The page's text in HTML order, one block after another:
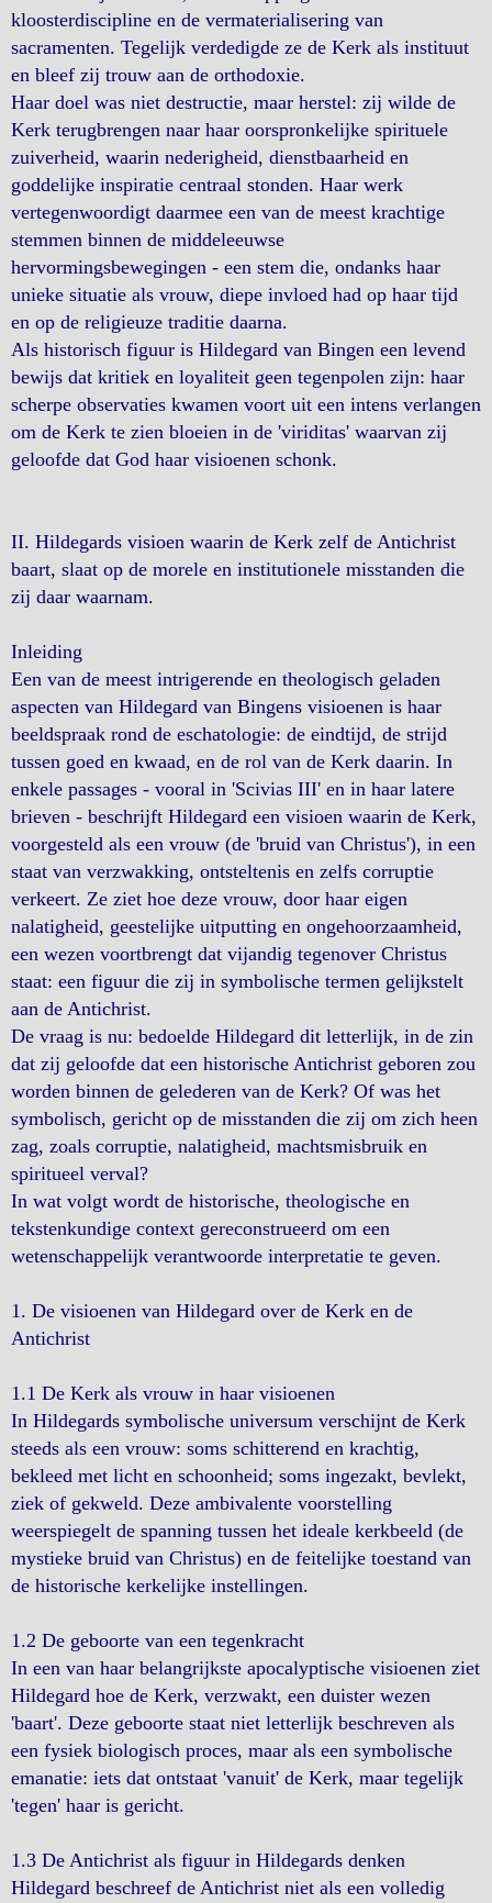
kloosterdiscipline en de vermaterialisering van
sacramenten. Tegelijk verdedigde ze de Kerk als instituut
en bleef zij trouw aan de orthodoxie.
Haar doel was niet destructie, maar herstel: zij wilde de
Kerk terugbrengen naar haar oorspronkelijke spirituele
zuiverheid, waarin nederigheid, dienstbaarheid en
goddelijke inspiratie centraal stonden. Haar werk
vertegenwoordigt daarmee een van de meest krachtige
stemmen binnen de middeleeuwse
hervormingsbewegingen - een stem die, ondanks haar
unieke situatie als vrouw, diepe invloed had op haar tijd
en op de religieuze traditie daarna.
Als historisch figuur is Hildegard van Bingen een levend
bewijs dat kritiek en loyaliteit geen tegenpolen zijn: haar
scherpe observaties kwamen voort uit een intens verlangen
om de Kerk te zien bloeien in de 'viriditas' waarvan zij
geloofde dat God haar visioenen schonk.
II. Hildegards visioen waarin de Kerk zelf de Antichrist
baart, slaat op de morele en institutionele misstanden die
zij daar waarnam.
Inleiding
Een van de meest intrigerende en theologisch geladen
aspecten van Hildegard van Bingens visioenen is haar
beeldspraak rond de eschatologie: de eindtijd, de strijd
tussen goed en kwaad, en de rol van de Kerk daarin. In
enkele passages - vooral in 'Scivias III' en in haar latere
brieven - beschrijft Hildegard een visioen waarin de Kerk,
voorgesteld als een vrouw (de 'bruid van Christus'), in een
staat van verzwakking, ontsteltenis en zelfs corruptie
verkeert. Ze ziet hoe deze vrouw, door haar eigen
nalatigheid, geestelijke uitputting en ongehoorzaamheid,
een wezen voortbrengt dat vijandig tegenover Christus
staat: een figuur die zij in symbolische termen gelijkstelt
aan de Antichrist.
De vraag is nu: bedoelde Hildegard dit letterlijk, in de zin
dat zij geloofde dat een historische Antichrist geboren zou
worden binnen de gelederen van de Kerk? Of was het
symbolisch, gericht op de misstanden die zij om zich heen
zag, zoals corruptie, nalatigheid, machtsmisbruik en
spiritueel verval?
In wat volgt wordt de historische, theologische en
tekstenkundige context gereconstrueerd om een
wetenschappelijk verantwoorde interpretatie te geven.
1. De visioenen van Hildegard over de Kerk en de
Antichrist
1.1 De Kerk als vrouw in haar visioenen
In Hildegards symbolische universum verschijnt de Kerk
steeds als een vrouw: soms schitterend en krachtig,
bekleed met licht en schoonheid; soms ingezakt, bevlekt,
ziek of gekweld. Deze ambivalente voorstelling
weerspiegelt de spanning tussen het ideale kerkbeeld (de
mystieke bruid van Christus) en de feitelijke toestand van
de historische kerkelijke instellingen.
1.2 De geboorte van een tegenkracht
In een van haar belangrijkste apocalyptische visioenen ziet
Hildegard hoe de Kerk, verzwakt, een duister wezen
'baart'. Deze geboorte staat niet letterlijk beschreven als
een fysiek biologisch proces, maar als een symbolische
emanatie: iets dat ontstaat 'vanuit' de Kerk, maar tegelijk
'tegen' haar is gericht.
1.3 De Antichrist als figuur in Hildegards denken
Hildegard beschreef de Antichrist niet als een volledig